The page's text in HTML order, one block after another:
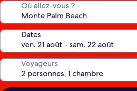
Où allez-vous ?
Dates
Voyageurs